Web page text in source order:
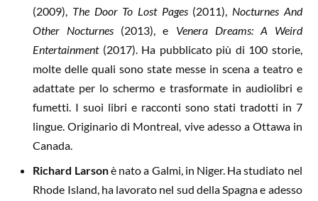
(2009), The Door To Lost Pages(2011), Nocturnes And
Other Nocturnes (2013), e Venera Dreams: A Weird
Entertainment(2017). Ha pubblicato più di 100 storie,
molte delle quali sono state messe in scena a teatro e
adattate per lo schermo e trasformate in audiolibri e
fumetti. I suoi libri e racconti sono stati tradotti in 7
lingue. Originario di Montreal, vive adesso a Ottawa in
Canada.
Richard Larsonè nato a Galmi, in Niger. Ha studiato nel
Rhode Island, ha lavorato nel sud della Spagna e adesso